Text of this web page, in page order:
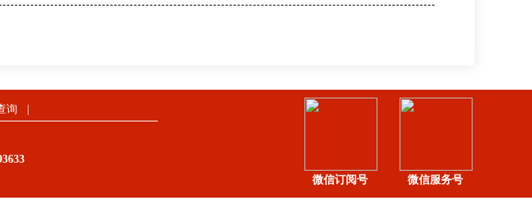
询
微信服务号
微信订阅号